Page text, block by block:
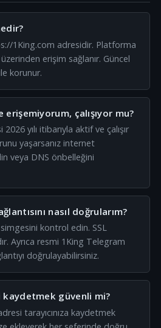
1King.com adresidir. Platforma
erişim sağlanır. Güncel
korunur.
çalışıyor mu?
yılı itibarıyla aktif ve çalışır
yaşarsanız internet
veya DNS önbelleğini
nasıl doğrularım?
kontrol edin. SSL
Ayrıca resmi 1King Telegram
doğrulayabilirsiniz.
güvenli mi?
tarayıcınıza kaydetmek